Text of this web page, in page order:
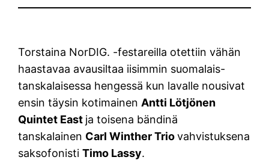
Torstaina NorDIG. -festareilla otettiin vähän
haastavaa avausiltaa iisimmin suomalais-
tanskalaisessa hengessä kun lavalle nousivat
ensin täysin kotimainen Antti Lötjönen
Quintet East ja toisena bändinä
tanskalainen Carl Winther Triovahvistuksena
saksofonistiTimo Lassy.